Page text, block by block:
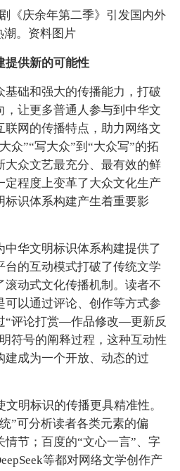
《庆余年第二季》引发国内外
潮。资料图片
提供新的可能性
基础和强大的传播能力，打破
，让更多普通人参与到中华文
联网的传播特点，助力网络文
众”“写大众”到“大众写”的拓
大众文艺最充分、最有效的鲜
定程度上变革了大众文化生产
标识体系构建产生着重要影
中华文明标识体系构建提供了
台的互动模式打破了传统文学
滚动式文化传播机制。读者不
可以通过评论、创作等方式参
“评论打赏—作品修改—更新反
符号的阐释过程，这种互动性
建成为一个开放、动态的过
明标识的传播更具精准性。
”可分析读者各类元素的偏
节；百度的“文心一言”、字
等都对网络文学创作产